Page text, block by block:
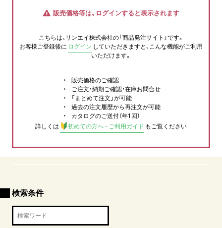
販売価格等は、ログインすると表示されます
こちらは、リンエイ株式会社の「商品発注サイト」です。
お客様ご登録後に ログイン していただきますと、こんな機能がご利用
いただけます。
販売価格のご確認
ご注文・納期ご確認・在庫お問合せ
「まとめて注文」が可能
過去の注文履歴から再注文が可能
カタログのご送付（年1回）
詳しくは
初めての方へ - ご利用ガイド もご覧ください
検索条件